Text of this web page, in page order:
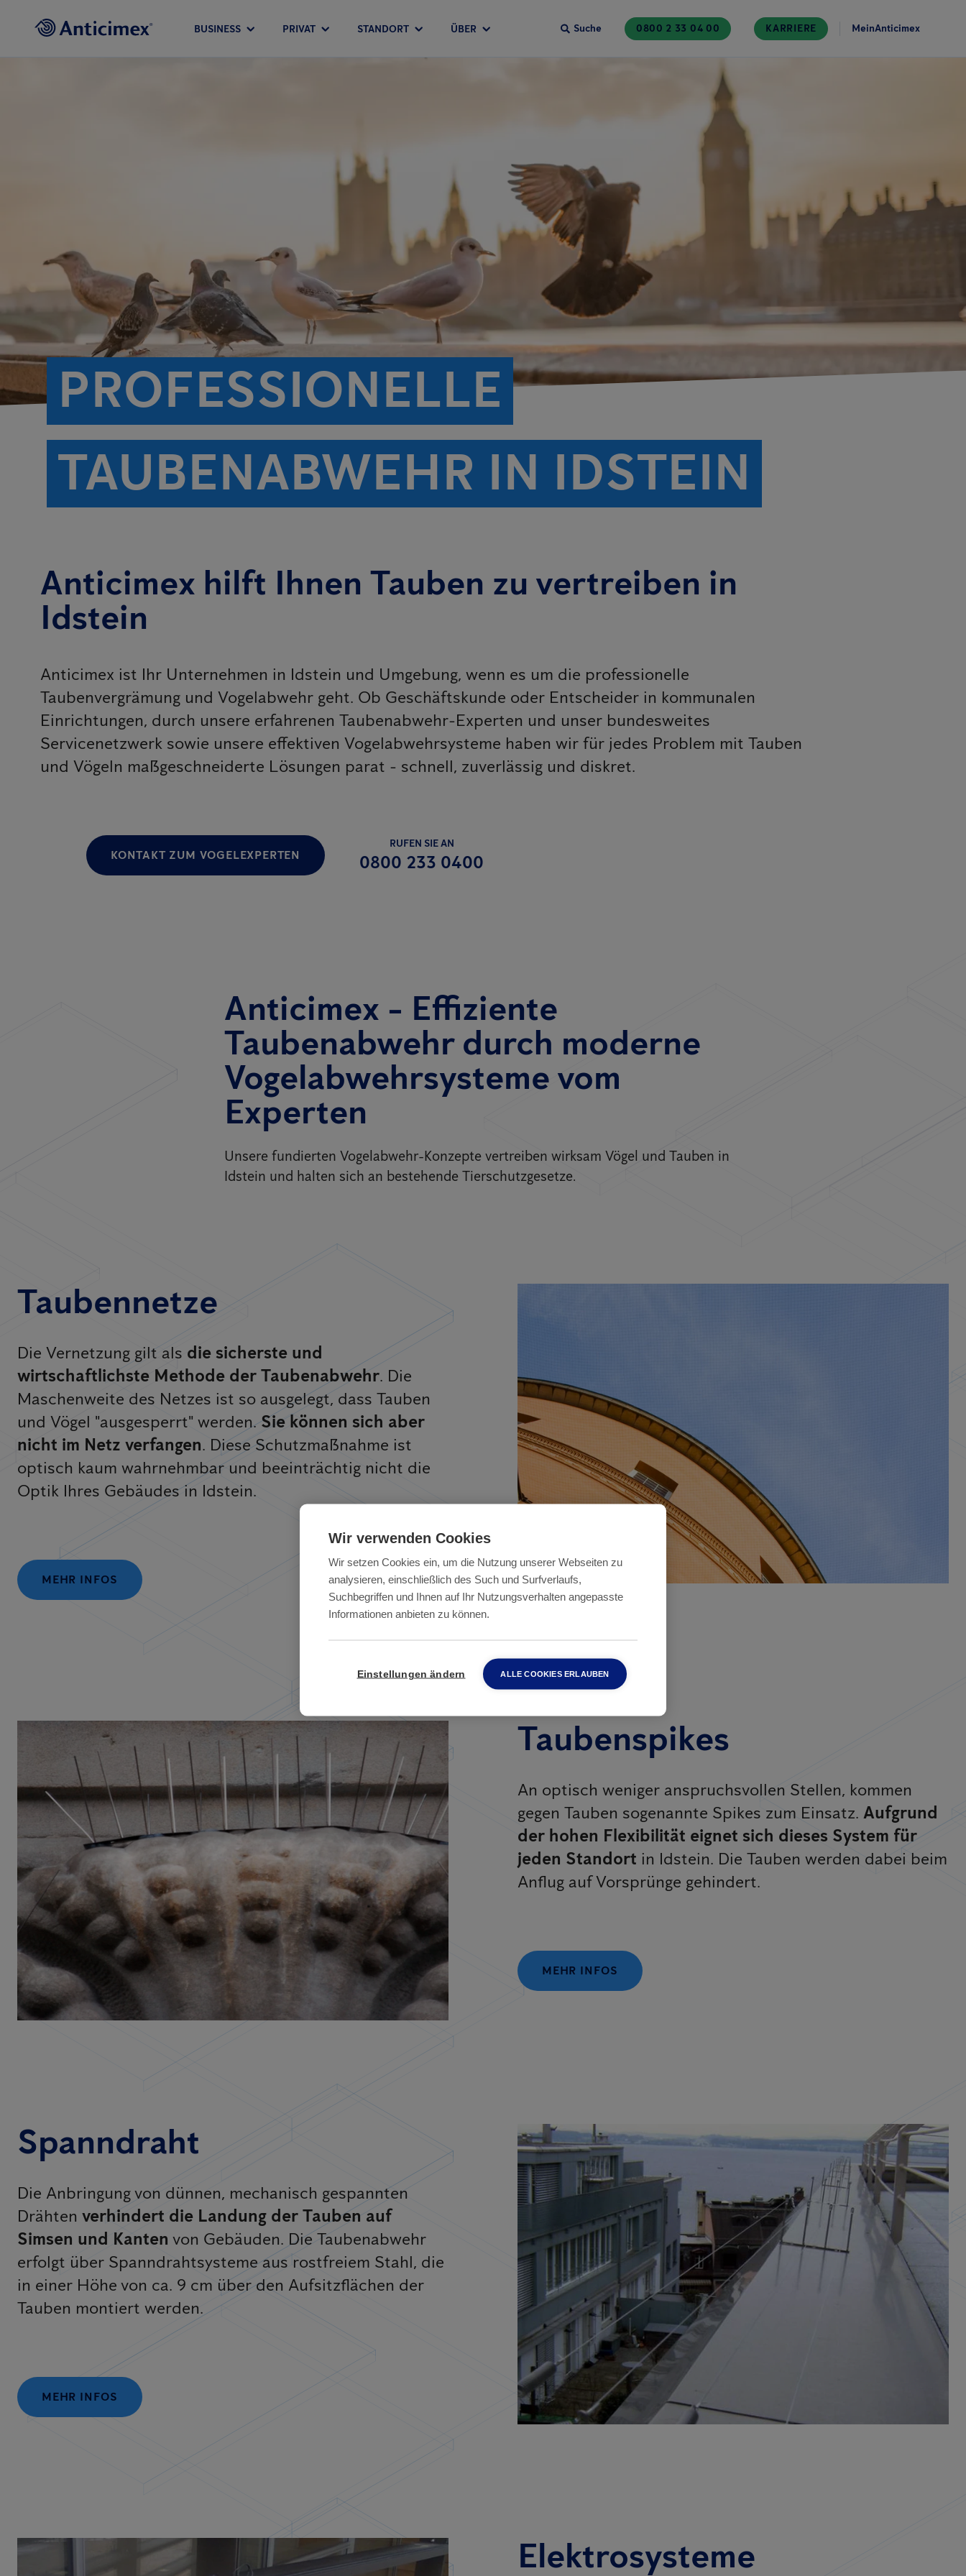
BUSINESS PRIVAT STANDORT ÜBER Suche 0800 2 33 04 00 KARRIERE MeinAnticimex
PROFESSIONELLE
TAUBENABWEHR IN IDSTEIN
Anticimex hilft Ihnen Tauben zu vertreiben in
Idstein
Anticimex ist Ihr Unternehmen in Idstein und Umgebung, wenn es um die professionelle
Taubenvergrämung und Vogelabwehr geht. Ob Geschäftskunde oder Entscheider in kommunalen
Einrichtungen, durch unsere erfahrenen Taubenabwehr-Experten und unser bundesweites
Servicenetzwerk sowie unsere effektiven Vogelabwehrsysteme haben wir für jedes Problem mit Tauben
und Vögeln maßgeschneiderte Lösungen parat - schnell, zuverlässig und diskret.
KONTAKT ZUM VOGELEXPERTEN
RUFEN SIE AN
0800 233 0400
Anticimex - Effiziente
Taubenabwehr durch moderne
Vogelabwehrsysteme vom
Experten
Unsere fundierten Vogelabwehr-Konzepte vertreiben wirksam Vögel und Tauben in
Idstein und halten sich an bestehende Tierschutzgesetze.
Taubennetze
Die Vernetzung gilt als die sicherste und
wirtschaftlichste Methode der Taubenabwehr. Die
Maschenweite des Netzes ist so ausgelegt, dass Tauben
und Vögel "ausgesperrt" werden.Sie können sich aber
nicht im Netz verfangen. Diese Schutzmaßnahme ist
optisch kaum wahrnehmbar und beeinträchtig nicht die
Optik Ihres Gebäudes in Idstein.
MEHR INFOS
Taubenspikes
An optisch weniger anspruchsvollen Stellen, kommen
gegen Tauben sogenannte Spikes zum Einsatz. Aufgrund
der hohen Flexibilität eignet sich dieses System für
jeden Standort in Idstein. Die Tauben werden dabei beim
Anflug auf Vorsprünge gehindert.
MEHR INFOS
Spanndraht
Die Anbringung von dünnen, mechanisch gespannten
Drähten verhindert die Landung der Tauben auf
Simsen und Kanten von Gebäuden. Die Taubenabwehr
erfolgt über Spanndrahtsysteme aus rostfreiem Stahl, die
in einer Höhe von ca. 9 cm über den Aufsitzflächen der
Tauben montiert werden.
MEHR INFOS
Elektrosysteme
Wir verwenden Cookies
Wir setzen Cookies ein, um die Nutzung unserer Webseiten zu
analysieren, einschließlich des Such und Surfverlaufs,
Suchbegriffen und Ihnen auf Ihr Nutzungsverhalten angepasste
Informationen anbieten zu können.
Einstellungen ändern ALLE COOKIES ERLAUBEN